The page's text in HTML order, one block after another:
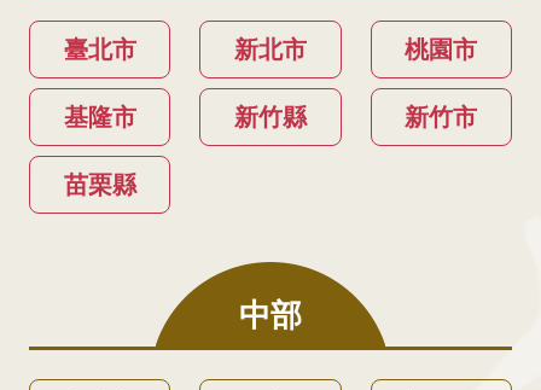
臺北市 新北市 桃園市
基隆市 新竹縣 新竹市
苗栗縣
中部